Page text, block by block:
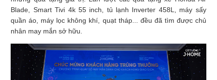
Blade, Smart Tivi 4k 55 inch, tủ lạnh Inverter 458L, máy sấy
quần áo, máy lọc không khí, quạt tháp... đều đã tìm được chủ
nhân may mắn sở hữu.